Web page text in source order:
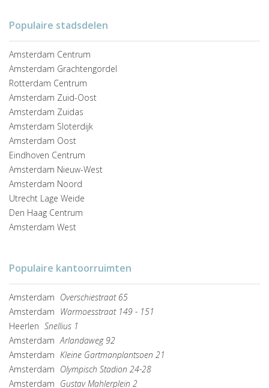
Populaire stadsdelen
Amsterdam Centrum
Amsterdam Grachtengordel
Rotterdam Centrum
Amsterdam Zuid-Oost
Amsterdam Zuidas
Amsterdam Sloterdijk
Amsterdam Oost
Eindhoven Centrum
Amsterdam Nieuw-West
Amsterdam Noord
Utrecht Lage Weide
Den Haag Centrum
Amsterdam West
Populaire kantoorruimten
Amsterdam Overschiestraat 65
Amsterdam Warmoesstraat 149 - 151
Heerlen Snellius 1
Amsterdam Arlandaweg 92
Amsterdam Kleine Gartmanplantsoen 21
Amsterdam Olympisch Stadion 24-28
Amsterdam Gustav Mahlerplein 2